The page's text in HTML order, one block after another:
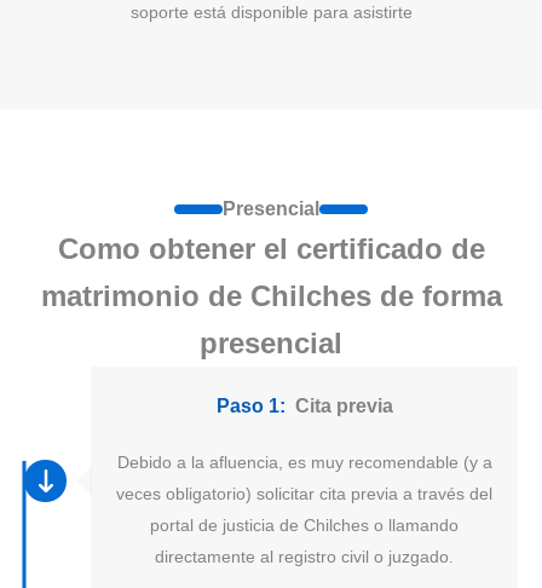
soporte está disponible para asistirte
Presencial
Como obtener el certificado de
matrimonio de Chilches de forma
presencial
Paso 1: Cita previa
Debido a la afluencia, es muy recomendable (y a
veces obligatorio) solicitar cita previa a través del
portal de justicia de Chilches o llamando
directamente al registro civil o juzgado.